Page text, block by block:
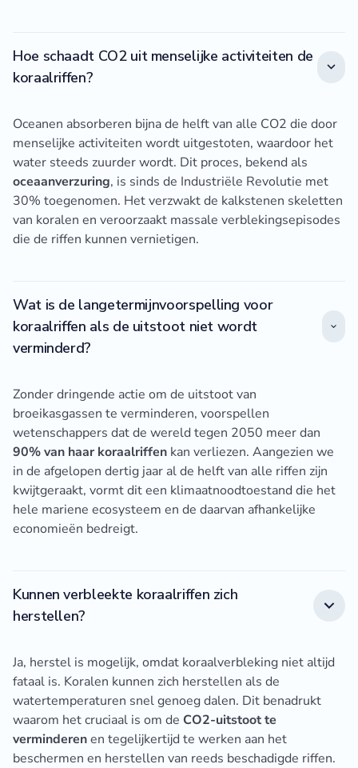
Hoe schaadt CO2 uit menselijke activiteiten de
koraalriffen?
Oceanen absorberen bijna de helft van alle CO2 die door
menselijke activiteiten wordt uitgestoten, waardoor het
water steeds zuurder wordt. Dit proces, bekend als
oceaanverzuring, is sinds de Industriële Revolutie met
30% toegenomen. Het verzwakt de kalkstenen skeletten
van koralen en veroorzaakt massale verblekingsepisodes
die de riffen kunnen vernietigen.
Wat is de langetermijnvoorspelling voor
koraalriffen als de uitstoot niet wordt
verminderd?
Zonder dringende actie om de uitstoot van
broeikasgassen te verminderen, voorspellen
wetenschappers dat de wereld tegen 2050 meer dan
90% van haar koraalriffen kan verliezen. Aangezien we
in de afgelopen dertig jaar al de helft van alle riffen zijn
kwijtgeraakt, vormt dit een klimaatnoodtoestand die het
hele mariene ecosysteem en de daarvan afhankelijke
economieën bedreigt.
Kunnen verbleekte koraalriffen zich
herstellen?
Ja, herstel is mogelijk, omdat koraalverbleking niet altijd
fataal is. Koralen kunnen zich herstellen als de
watertemperaturen snel genoeg dalen. Dit benadrukt
waarom het cruciaal is om de CO2-uitstoot te
verminderenen tegelijkertijd te werken aan het
beschermen en herstellen van reeds beschadigde riffen.